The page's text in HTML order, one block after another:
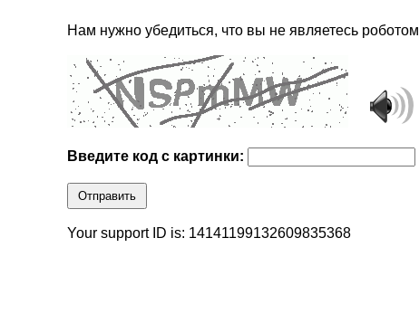
Нам нужно убедиться, что вы не являетесь роботом
Введите код с картинки:
Отправить
Your support ID is: 14141199132609835368